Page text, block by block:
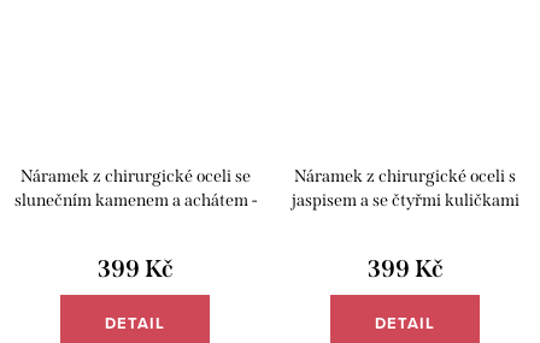
Náramek z chirurgické oceli se
slunečním kamenem a achátem -
399 Kč
DETAIL
Náramek z chirurgické oceli s
jaspisem a se čtyřmi kuličkami
399 Kč
DETAIL